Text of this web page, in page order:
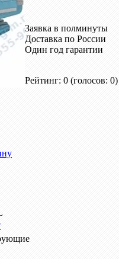
Заявка в полминуты
Доставка по России
Один год гарантии
Рейтинг: 0 (голосов: 0)